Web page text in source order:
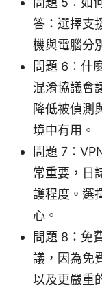
答：選擇支
機與電腦分
問題 6：什
混淆協議會
降低被偵測
境中有用。
問題 7：
常重要，日
護程度。選
心。
問題 8：免
議，因為免
以及更嚴重